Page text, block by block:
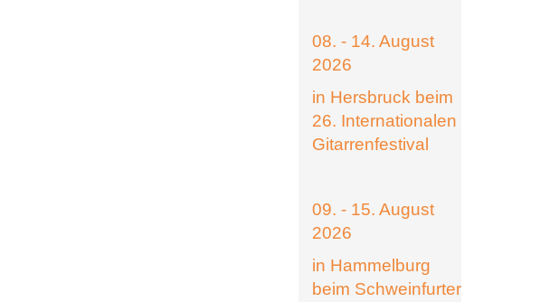
08. - 14. August
2026
in Hersbruck beim
26. Internationalen
Gitarrenfestival
09. - 15. August
2026
in Hammelburg
beim Schweinfurter